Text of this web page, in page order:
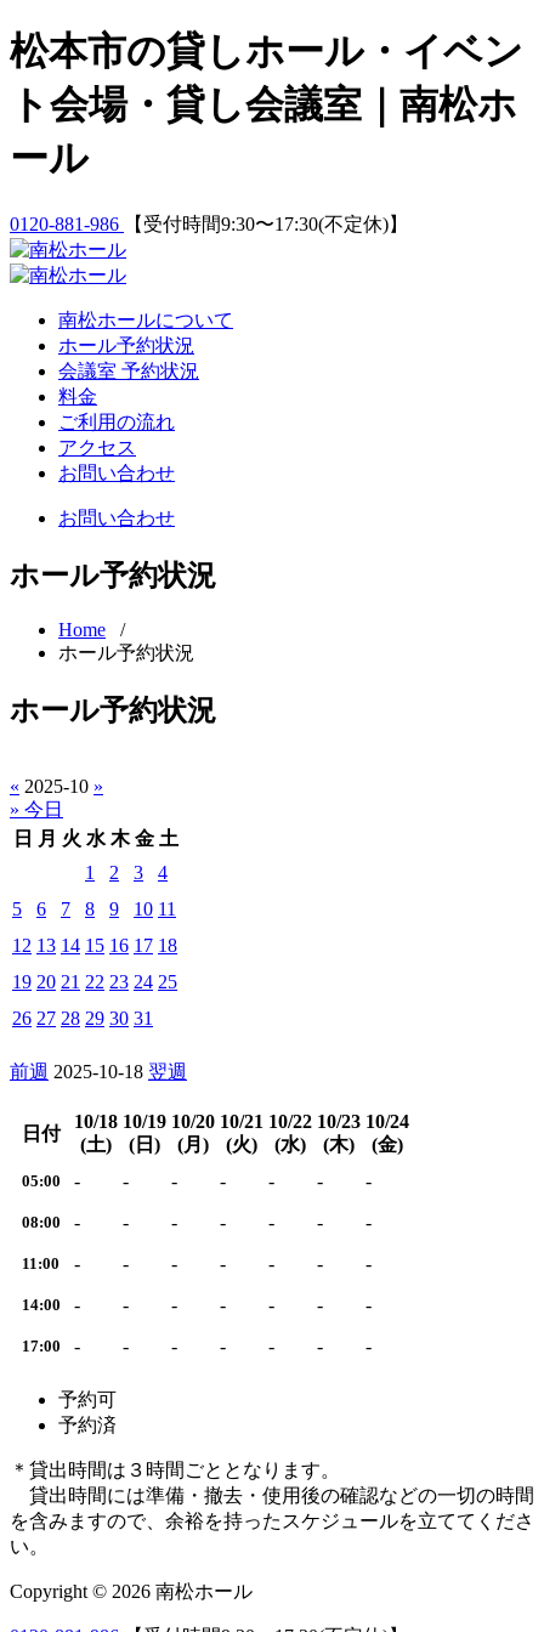
Skip
to
松本市の貸しホール・イベン
ト会場・貸し会議室｜南松ホ
ール
0120-881-986 【受付時間9:30〜17:30(不定休)】
南松ホールについて
ホール予約状況
会議室 予約状況
料金
ご利用の流れ
アクセス
お問い合わせ
お問い合わせ
ホール予約状況
Home /
ホール予約状況
ホール予約状況
« 2025-10 »
» 今日
日
月 火 水 木 金 土
1
2 3
4
5
6 7 8 9 10 11
12 13 14 15 16 17 18
19 20 21 22 23 24 25
26 27 28 29 30 31
前週 2025-10-18 翌週
日付
10/18
(土)
10/19
(日)
10/20
(月)
10/21
(火)
10/22
(水)
10/23
(木)
10/24
(金)
05:00 - - - - - - -
08:00 - - - - - - -
11:00 - - - - - - -
14:00 - - - - - - -
17:00 - - - - - - -
予約可
予約済
＊貸出時間は３時間ごととなります。
貸出時間には準備・撤去・使用後の確認などの一切の時間
を含みますので、余裕を持ったスケジュールを立ててくださ
い。
Copyright © 2026 南松ホール